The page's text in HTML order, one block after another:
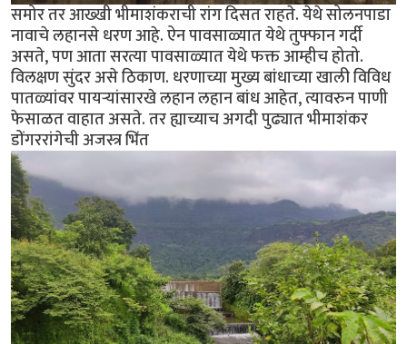
समोर तर आख्खी भीमाशंकराची रांग दिसत राहते. येथे सोलनपाडा
नावाचे लहानसे धरण आहे. ऐन पावसाळ्यात येथे तुफ्फान गर्दी
असते, पण आता सरत्या पावसाळ्यात येथे फक्त आम्हीच होतो.
विलक्षण सुंदर असे ठिकाण. धरणाच्या मुख्य बांधाच्या खाली विविध
पातळ्यांवर पायर्‍यांसारखे लहान लहान बांध आहेत, त्यावरुन पाणी
फेसाळत वाहात असते. तर ह्याच्याच अगदी पुढ्यात भीमाशंकर
डोंगररांगेची अजस्त्र भिंत